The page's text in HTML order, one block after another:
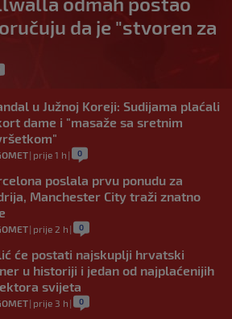
da je "stvoren za
u Južnoj Koreji: Sudijama plaćali
dame i "masaže sa sretnim
| prije 1 h | 0
poslala prvu ponudu za
Manchester City traži znatno
| prije 2 h | 0
će postati najskuplji hrvatski
u historiji i jedan od najplaćenijih
svijeta
| prije 3 h | 0